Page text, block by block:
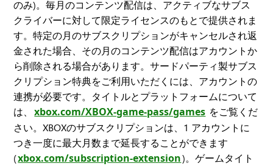
のみ)。毎月のコンテンツ配信は、アクティブなサブス
クライバーに対して限定ライセンスのもとで提供されま
す。特定の月のサブスクリプションがキャンセルされ返
金された場合、その月のコンテンツ配信はアカウントか
ら削除される場合があります。サードパーティ製サブス
クリプション特典をご利用いただくには、アカウントの
連携が必要です。タイトルとプラットフォームについて
は、 xbox.com/XBOX-game-pass/games をご覧くだ
さい。XBOXのサブスクリプションは、1 アカウントに
つき一度に最大月数まで延長することができます
(xbox.com/subscription-extension)。ゲームタイト